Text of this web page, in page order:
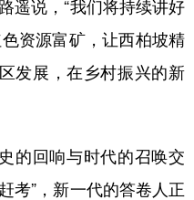
遥说，“我们将持续讲好
色资源富矿，让西柏坡精
发展，在乡村振兴的新
回响与时代的召唤交
考”，新一代的答卷人正